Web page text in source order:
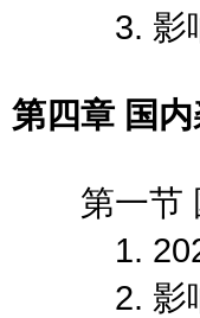
3. 影响
第四章 国
第一节
1. 2021-
2. 影响